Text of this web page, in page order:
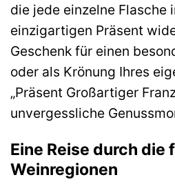
die jede einzelne Flasche
einzigartigen Präsent
Geschenk für einen
oder als Krönung Ihres
„Präsent Großartiger
unvergessliche
Eine Reise durch die
Weinregionen